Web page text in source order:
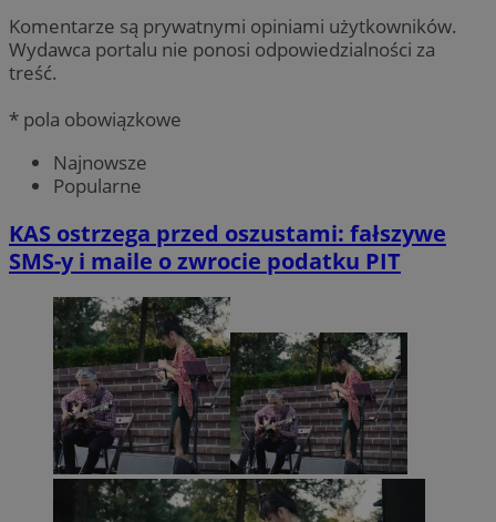
Komentarze są prywatnymi opiniami użytkowników.
Wydawca portalu nie ponosi odpowiedzialności za
treść.
* pola obowiązkowe
Najnowsze
Popularne
KAS ostrzega przed oszustami: fałszywe
SMS-y i maile o zwrocie podatku PIT